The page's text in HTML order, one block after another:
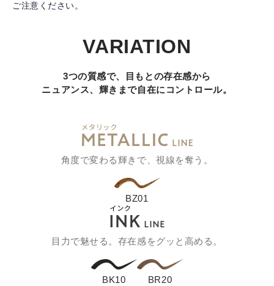
ご注意ください。
VARIATION
3つの質感で、目もとの存在感から
ニュアンス、輝きまで自在にコントロール。
角度で変わる輝きで、視線を奪う。
BZ01
目力で魅せる。存在感をグッと高める。
BK10 BR20